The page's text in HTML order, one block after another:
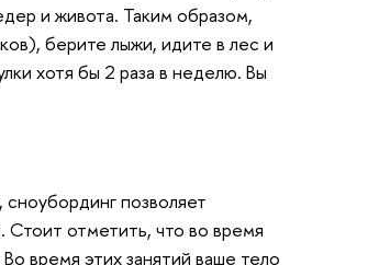
и живота. Таким образом,
берите лыжи, идите в лес и
хотя бы 2 раза в неделю. Вы
позволяет
отметить, что во время
время этих занятий ваше тело